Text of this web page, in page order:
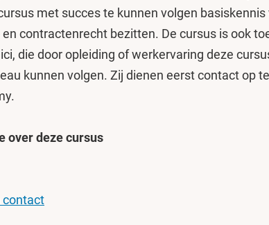
met succes te kunnen volgen basiskennis
contractenrecht bezitten. De cursus is ook
die door opleiding of werkervaring deze
kunnen volgen. Zij dienen eerst contact op
over deze cursus
contact